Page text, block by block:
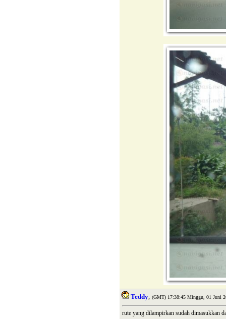
Teddy, (GMT) 17:38:45 Minggu, 01 Juni
rute yang dilampirkan sudah dimasukkan